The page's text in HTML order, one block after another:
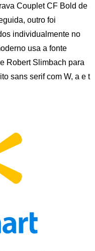
Couplet CF Bold de
outro foi
individualmente no
usa a fonte
Robert Slimbach para
sans serif com W, a e t